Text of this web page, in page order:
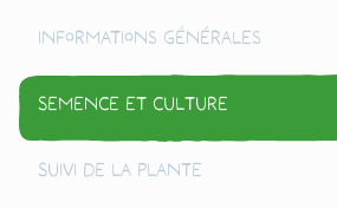
Informations générales
Semence et culture
Suivi de la plante